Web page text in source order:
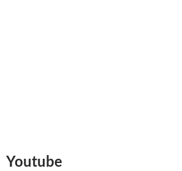
Youtube